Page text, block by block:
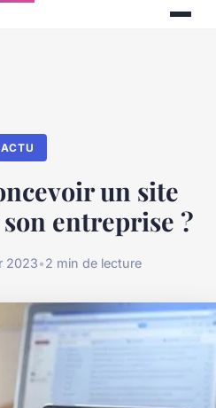
ACTU
un site
entreprise ?
2023•2 min de lecture